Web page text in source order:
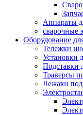
Аппараты
сварочные
Оборудование
Тележки
Установки
Подставки
Траверсы
Лежаки